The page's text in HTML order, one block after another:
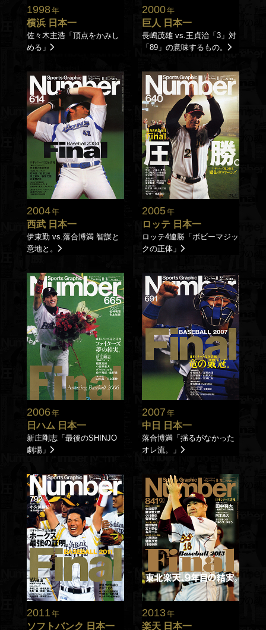
1998年
横浜 日本一
佐々木主浩「頂点をかみし
める」
2000年
巨人 日本一
長嶋茂雄 vs.王貞治「3」対
「89」の意味するもの。
2004年
西武 日本一
伊東勤 vs.落合博満 智謀と
意地と。
2005年
ロッテ 日本一
ロッテ4連勝「ボビーマジッ
クの正体」
2006年
日ハム 日本一
新庄剛志「最後のSHINJO
劇場」
2007 年
中日 日本一
落合博満「揺るがなかった
オレ流。」
2011 年
ソフトバンク 日本一
2013年
楽天 日本一